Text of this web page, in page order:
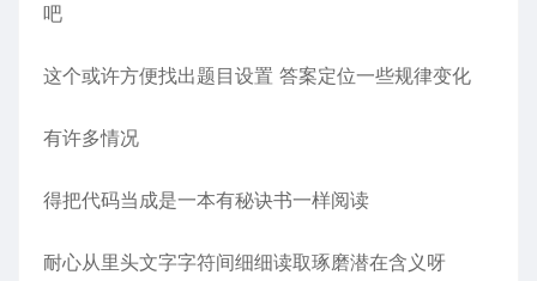
吧
这个或许方便找出题目设置 答案定位一些规律变化
有许多情况
得把代码当成是一本有秘诀书一样阅读
耐心从里头文字字符间细细读取琢磨潜在含义呀